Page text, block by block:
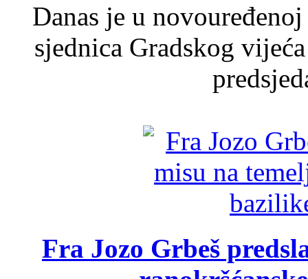
Danas je u
sjednica Gradskog
Fra Jozo Grbeš